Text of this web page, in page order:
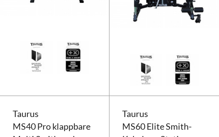
Taurus
MS40 Pro klappbare
Taurus
MS60 Elite Smith-